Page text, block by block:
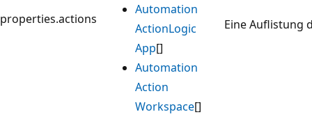
properties.actions
Automation
ActionLogic
App[]
Automation
Action
Workspace[]
Eine Auflistung